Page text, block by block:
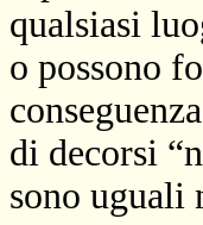
qualsiasi
o possono
di decorsi
sono uguali